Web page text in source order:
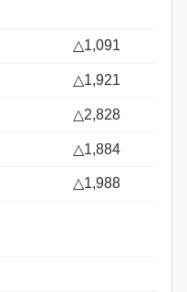
△1,091
△1,921
△2,828
△1,884
△1,988